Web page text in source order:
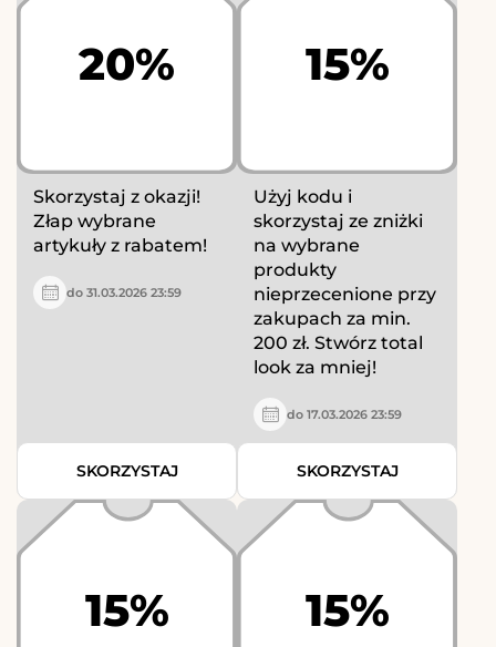
20%
Skorzystaj z okazji!
Złap wybrane
artykuły z rabatem!
do 31.03.2026 23:59
SKORZYSTAJ
15%
Użyj kodu i
skorzystaj ze zniżki
na wybrane
produkty
nieprzecenione przy
zakupach za min.
200 zł. Stwórz total
look za mniej!
do 17.03.2026 23:59
SKORZYSTAJ
15% 15%